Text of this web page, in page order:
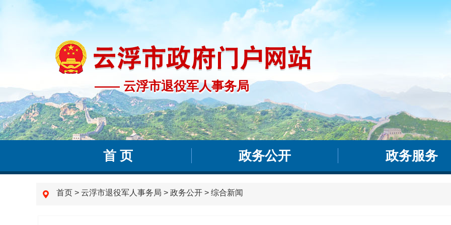
—— 云浮市退役军人事务局
—— 云浮市退役军人事务局
首 页 政务公开 政务服务
首页 > 云浮市退役军人事务局 > 政务公开 > 综合新闻